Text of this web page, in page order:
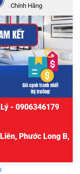
Chính Hãng
- 0906346179
Phước Long B,